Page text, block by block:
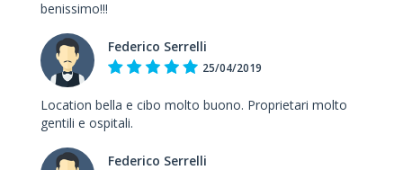
benissimo!!!
Federico Serrelli
25/04/2019
Location bella e cibo molto buono. Proprietari molto
gentili e ospitali.
Federico Serrelli